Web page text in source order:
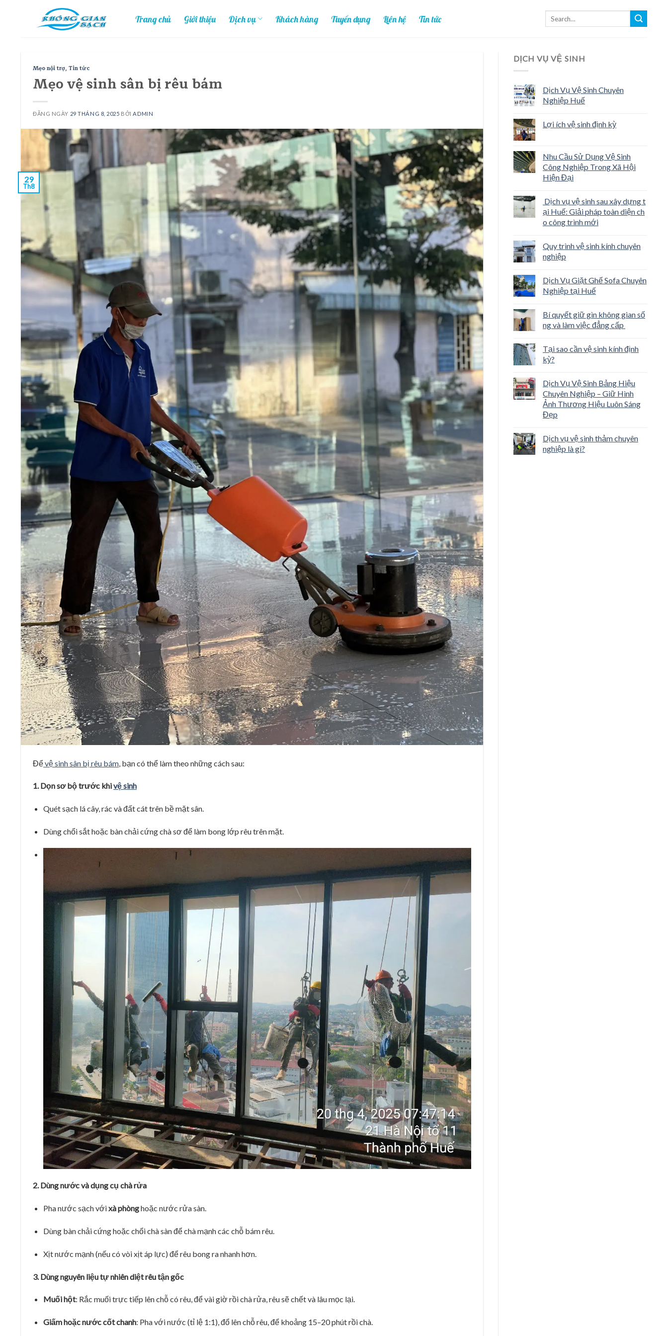
Trang chủ Giới thiệu Dịch vụ Khách hàng Tuyển dụng Liên hệ Tin tức
Mẹo nội trợ, Tin tức
Mẹo vệ sinh sân bị rêu bám
ĐĂNG NGÀY 29 THÁNG 8, 2025 BỞI ADMIN
29
Th8
Đểvệ sinh sân bị rêu bám , bạn có thể làm theo những cách sau:
1. Dọn sơ bộ trước khivệ sinh
Quét sạch lá cây, rác và đất cát trên bề mặt sân.
Dùng chổi sắt hoặc bàn chải cứng chà sơ để làm bong lớp rêu trên mặt.
2. Dùng nước và dụng cụ chà rửa
Pha nước sạch vớixà phònghoặc nước rửa sàn.
Dùng bàn chải cứng hoặc chổi chà sàn để chà mạnh các chỗ bám rêu.
Xịt nước mạnh (nếu có vòi xịt áp lực) để rêu bong ra nhanh hơn.
3. Dùng nguyên liệu tự nhiên diệt rêu tận gốc
Muối hột: Rắc muối trực tiếp lên chỗ có rêu, để vài giờ rồi chà rửa, rêu sẽ chết và lâu mọc lại.
Giấm hoặc nước cốt chanh: Pha với nước (tỉ lệ 1:1), đổ lên chỗ rêu, để khoảng 15–20 phút rồi chà.
DỊCH VỤ VỆ SINH
Dịch Vụ Vệ Sinh Chuyên
Nghiệp Huế
Lợi ích vệ sinh định kỳ
Nhu Cầu Sử Dụng Vệ Sinh
Công Nghiệp Trong Xã Hội
Hiện Đại
Dịch vụ vệ sinh sau xây dựng t
ại Huế: Giải pháp toàn diện ch
o công trình mới
Quy trình vệ sinh kính chuyên
nghiệp
Dịch Vụ Giặt Ghế Sofa Chuyên
Nghiệp tại Huế
Bí quyết giữ gìn không gian số
ng và làm việc đẳng cấp
Tại sao cần vệ sinh kính định
kỳ?
Dịch Vụ Vệ Sinh Bảng Hiệu
Chuyên Nghiệp – Giữ Hình
Ảnh Thương Hiệu Luôn Sáng
Đẹp
Dịch vụ vệ sinh thảm chuyên
nghiệp là gì?